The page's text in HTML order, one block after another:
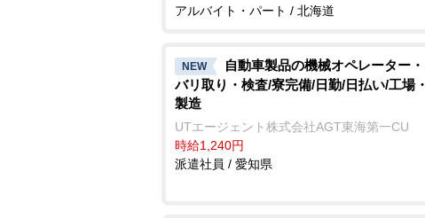
アルバイト・パート / 北海道
NEW
自動車製品の機械オペレーター・
バリ取り・検査/寮完備/日勤/日払い/工場・
製造
UTエージェント株式会社AGT東海第一CU
時給1,240円
派遣社員 / 愛知県